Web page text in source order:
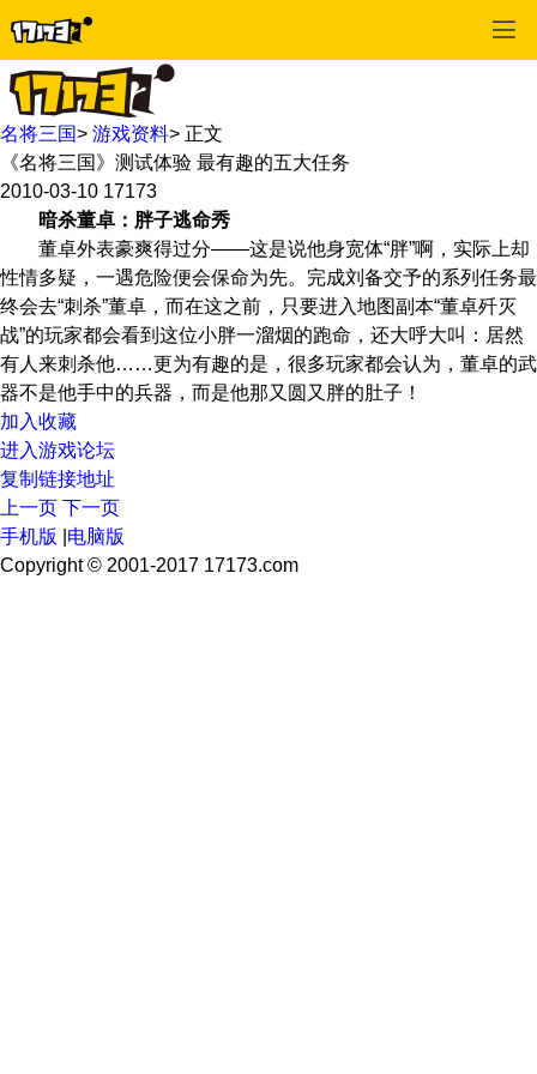
名将三国> 游戏资料> 正文
《名将三国》测试体验 最有趣的五大任务
2010-03-10 17173
暗杀董卓：胖子逃命秀
董卓外表豪爽得过分——这是说他身宽体“胖”啊，实际上却
性情多疑，一遇危险便会保命为先。完成刘备交予的系列任务最
终会去“刺杀”董卓，而在这之前，只要进入地图副本“董卓歼灭
战”的玩家都会看到这位小胖一溜烟的跑命，还大呼大叫：居然
有人来刺杀他……更为有趣的是，很多玩家都会认为，董卓的武
器不是他手中的兵器，而是他那又圆又胖的肚子！
加入收藏
进入游戏论坛
复制链接地址
上一页 下一页
手机版
电脑版
Copyright © 2001-2017 17173.com